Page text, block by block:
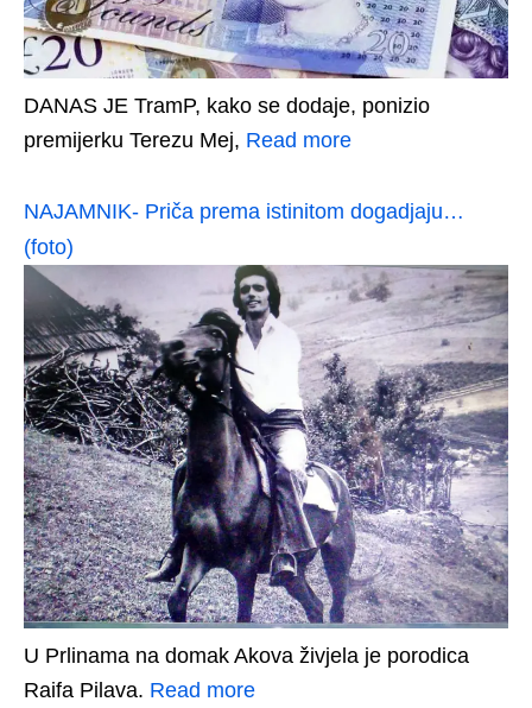
DANAS JE TramP, kako se dodaje, ponizio
premijerku Terezu Mej, Read more
NAJAMNIK- Priča prema istinitom dogadjaju…
(foto)
U Prlinama na domak Akova živjela je porodica
Raifa Pilava. Read more